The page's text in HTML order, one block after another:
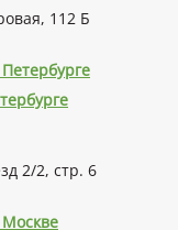
112 Б
2/2, стр. 6